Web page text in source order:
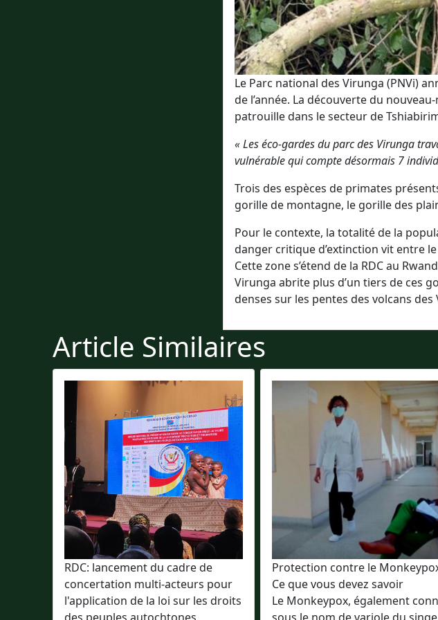
Le Parc national des Virunga (PNVi)
de l’année. La découverte du
patrouille dans le secteur de
« Les éco-gardes du parc des Virunga
vulnérable qui compte désormais 7
Trois des espèces de primates
gorille de montagne, le gorille des
Pour le contexte, la totalité de la
danger critique d’extinction vit entre
Cette zone s’étend de la RDC au
Virunga abrite plus d’un tiers de ces
denses sur les pentes des volcans des
Article Similaires
RDC: lancement du cadre de
concertation multi-acteurs pour
l'application de la loi sur les droits
Protection contre le
Ce que vous devez savoir
Le Monkeypox, également